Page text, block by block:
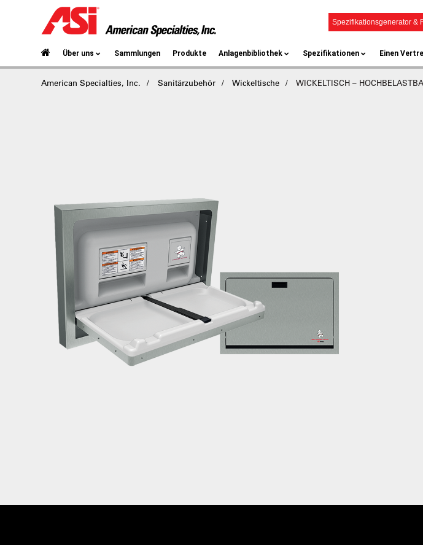
Spezifikationsgenerator &
Über uns Sammlungen Produkte Anlagenbibliothek Spezifikationen Einen
American Specialties, Inc. Sanitärzubehör Wickeltische WICKELTISCH –